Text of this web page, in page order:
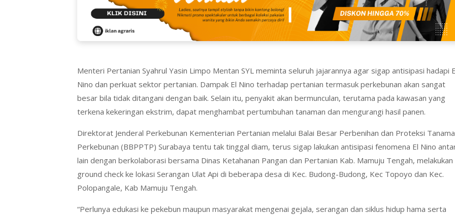
Menteri Pertanian Syahrul Yasin Limpo Mentan SYL meminta seluruh jajarannya agar sigap antisipasi hadapi
Nino dan perkuat sektor pertanian. Dampak El Nino terhadap pertanian termasuk perkebunan akan sangat
besar bila tidak ditangani dengan baik. Selain itu, penyakit akan bermunculan, terutama pada kawasan yang
terkena kekeringan ekstrim, dapat menghambat pertumbuhan tanaman dan mengurangi hasil panen.
Direktorat Jenderal Perkebunan Kementerian Pertanian melalui Balai Besar Perbenihan dan Proteksi
Perkebunan (BBPPTP) Surabaya tentu tak tinggal diam, terus sigap lakukan antisipasi fenomena El Nino
lain dengan berkolaborasi bersama Dinas Ketahanan Pangan dan Pertanian Kab. Mamuju Tengah, melakukan
ground check ke lokasi Serangan Ulat Api di beberapa desa di Kec. Budong-Budong, Kec Topoyo dan Kec.
Polopangale, Kab Mamuju Tengah.
“Perlunya edukasi ke pekebun maupun masyarakat mengenai gejala, serangan dan siklus hidup hama serta